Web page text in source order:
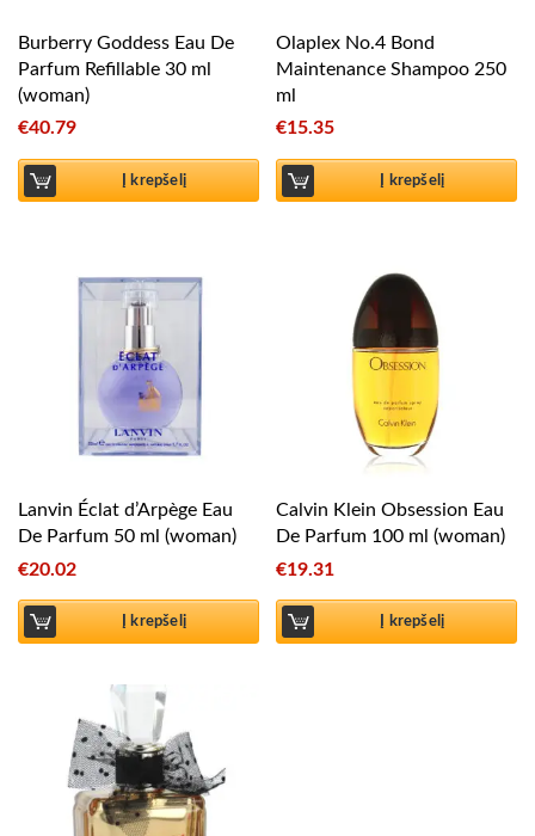
Burberry Goddess Eau De
Parfum Refillable 30 ml
(woman)
€40.79
Į krepšelį
Olaplex No.4 Bond
Maintenance Shampoo 250
ml
€15.35
Į krepšelį
Lanvin Éclat d’Arpège Eau
De Parfum 50 ml (woman)
€20.02
Į krepšelį
Calvin Klein Obsession Eau
De Parfum 100 ml (woman)
€19.31
Į krepšelį